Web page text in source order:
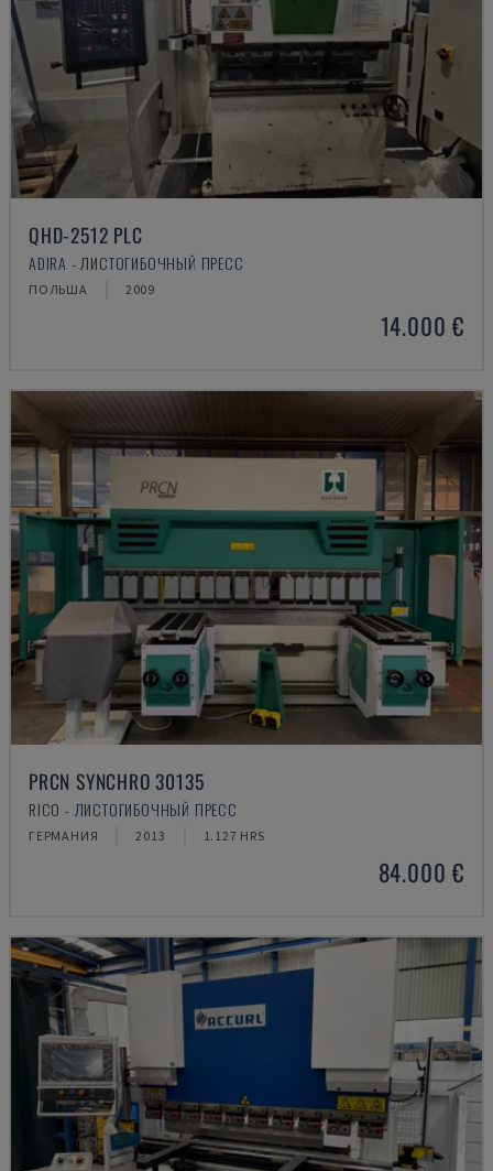
QHD-2512 PLC
ADIRA - ЛИСТОГИБОЧНЫЙ ПРЕСС
ПОЛЬША 2009
14.000 €
PRCN SYNCHRO 30135
RICO - ЛИСТОГИБОЧНЫЙ ПРЕСС
ГЕРМАНИЯ 2013 1.127 HRS
84.000 €